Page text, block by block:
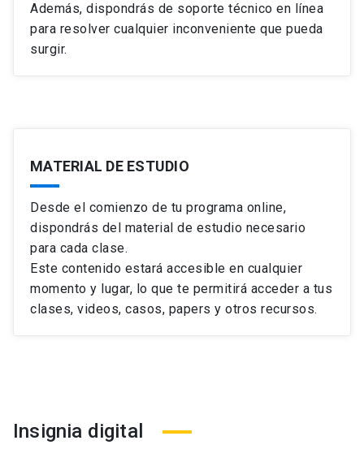
Además, dispondrás de soporte técnico en línea
para resolver cualquier inconveniente que pueda
surgir.
MATERIAL DE ESTUDIO
Desde el comienzo de tu programa online,
dispondrás del material de estudio necesario
para cada clase.
Este contenido estará accesible en cualquier
momento y lugar, lo que te permitirá acceder a tus
clases, videos, casos, papers y otros recursos.
Insignia digital